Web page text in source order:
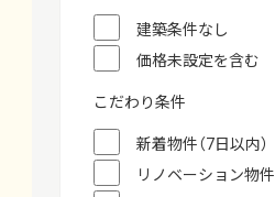
建築条件なし
価格未設定を含む
こだわり条件
新着物件（7日以内）
リノベーション物件